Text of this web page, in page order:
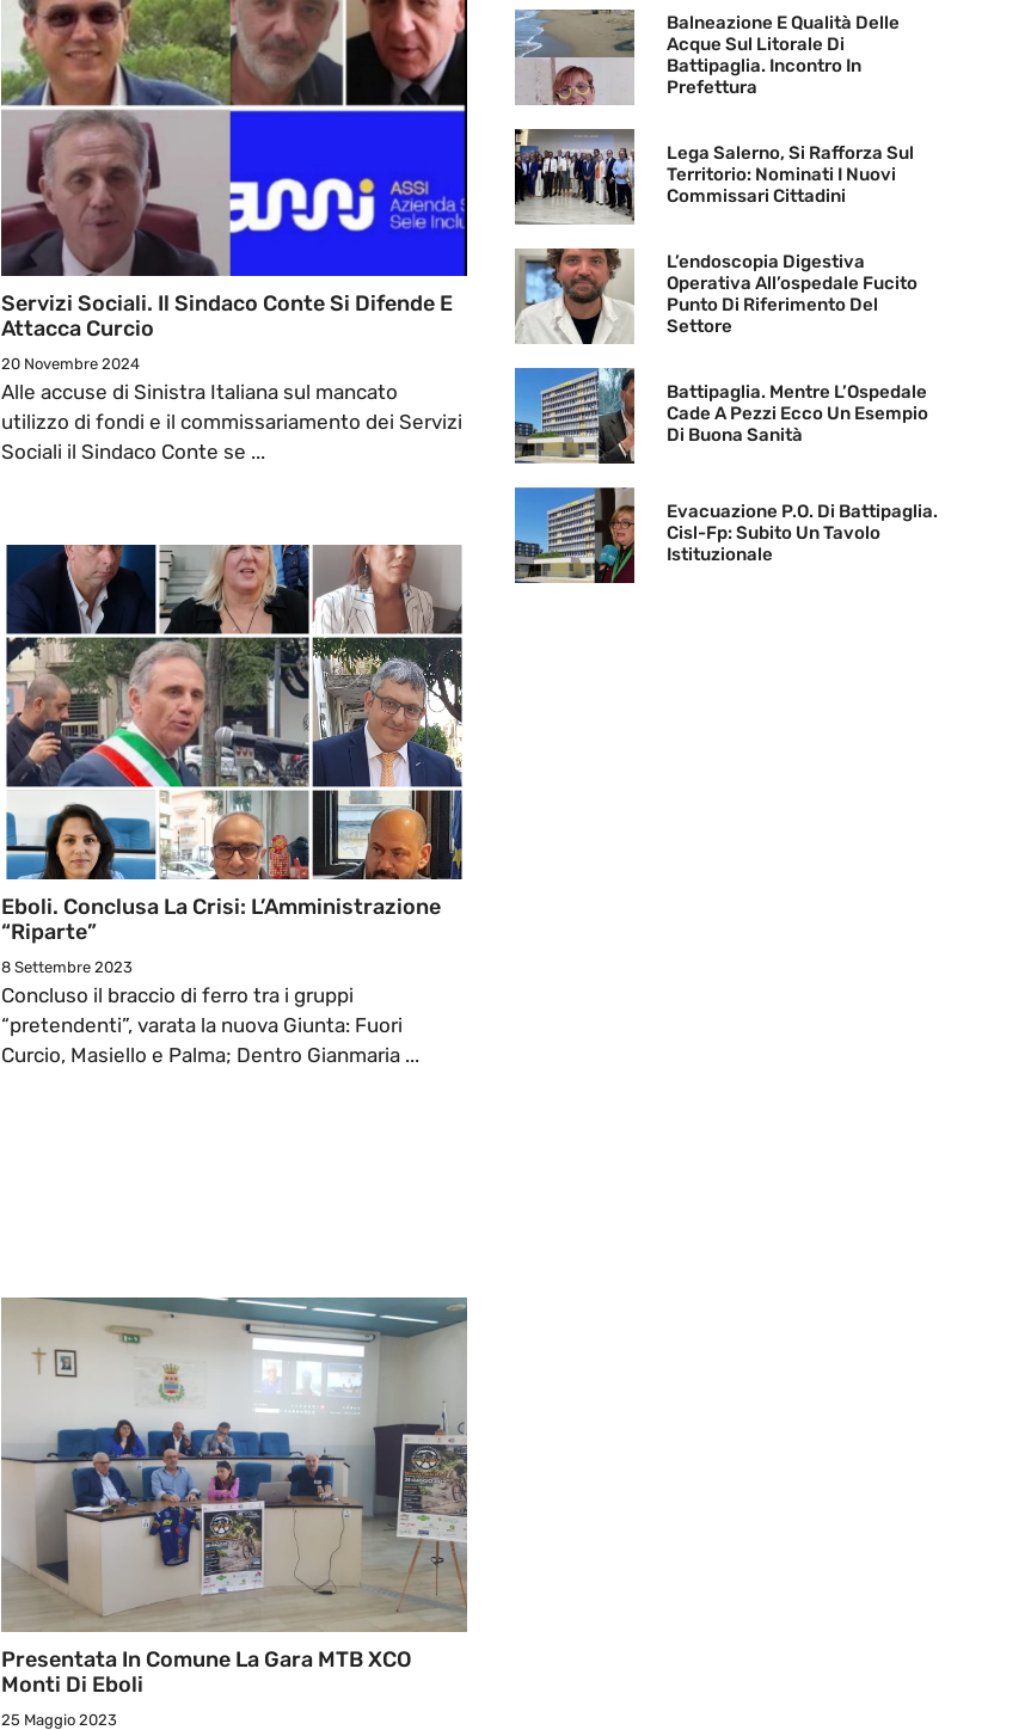
Servizi Sociali. Il Sindaco Conte Si Difende E
Attacca Curcio
20 Novembre 2024
Alle accuse di Sinistra Italiana sul mancato
utilizzo di fondi e il commissariamento dei Servizi
Sociali il Sindaco Conte se ...
Eboli. Conclusa La Crisi: L’Amministrazione
“riparte”
8 Settembre 2023
Concluso il braccio di ferro tra i gruppi
“pretendenti”, varata la nuova Giunta: Fuori
Curcio, Masiello e Palma; Dentro Gianmaria ...
Presentata In Comune La Gara MTB XCO
Monti Di Eboli
25 Maggio 2023
Balneazione E Qualità Delle
Acque Sul Litorale Di
Battipaglia. Incontro In
Prefettura
Lega Salerno, Si Rafforza Sul
Territorio: Nominati I Nuovi
Commissari Cittadini
L’endoscopia Digestiva
Operativa All’ospedale Fucito
Punto Di Riferimento Del
Settore
Battipaglia. Mentre L’Ospedale
Cade A Pezzi Ecco Un Esempio
Di Buona Sanità
Evacuazione P.O. Di Battipaglia.
Cisl-Fp: Subito Un Tavolo
Istituzionale